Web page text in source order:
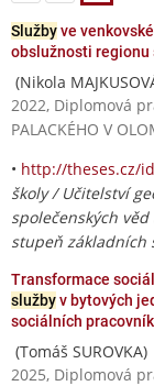
Službyve
obslužnosti regionu
(Nikola
2022, Diplomová
PALACKÉHO V
• http://theses.cz/
školy / Učitelství
společenských
stupeň základních
Transformace
službyv bytových
sociálních
(Tomáš SUROVKA)
2025, Diplomová